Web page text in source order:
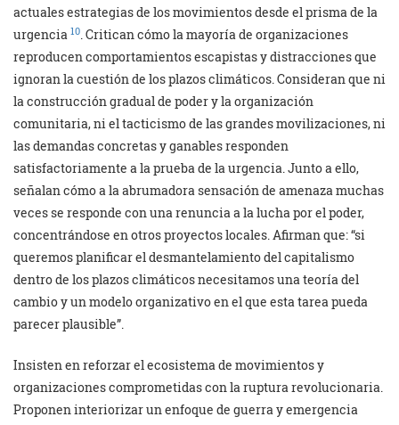
actuales estrategias de los movimientos desde el prisma de la
urgencia 10. Critican cómo la mayoría de organizaciones
reproducen comportamientos escapistas y distracciones que
ignoran la cuestión de los plazos climáticos. Consideran que ni
la construcción gradual de poder y la organización
comunitaria, ni el tacticismo de las grandes movilizaciones, ni
las demandas concretas y ganables responden
satisfactoriamente a la prueba de la urgencia. Junto a ello,
señalan cómo a la abrumadora sensación de amenaza muchas
veces se responde con una renuncia a la lucha por el poder,
concentrándose en otros proyectos locales. Afirman que: “si
queremos planificar el desmantelamiento del capitalismo
dentro de los plazos climáticos necesitamos una teoría del
cambio y un modelo organizativo en el que esta tarea pueda
parecer plausible”.
Insisten en reforzar el ecosistema de movimientos y
organizaciones comprometidas con la ruptura revolucionaria.
Proponen interiorizar un enfoque de guerra y emergencia